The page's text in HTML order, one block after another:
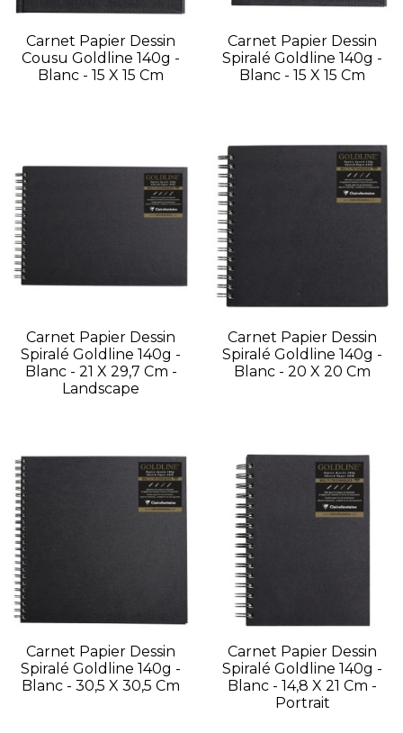
Carnet Papier Dessin
Cousu Goldline 140g -
Blanc - 15 X 15 Cm
Carnet Papier Dessin
Spiralé Goldline 140g -
Blanc - 15 X 15 Cm
Carnet Papier Dessin
Spiralé Goldline 140g -
Blanc - 21 X 29,7 Cm -
Landscape
Carnet Papier Dessin
Spiralé Goldline 140g -
Blanc - 20 X 20 Cm
Carnet Papier Dessin
Spiralé Goldline 140g -
Blanc - 30,5 X 30,5 Cm
Carnet Papier Dessin
Spiralé Goldline 140g -
Blanc - 14,8 X 21 Cm -
Portrait